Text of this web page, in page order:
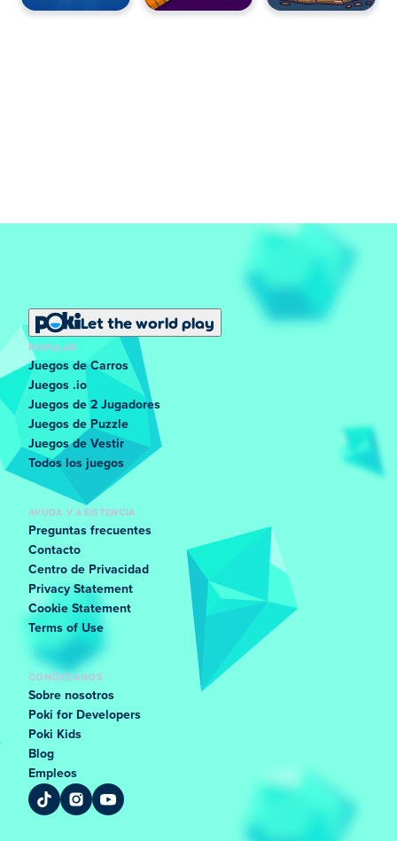
Let the world play
POPULAR
Juegos de Carros
Juegos .io
Juegos de 2 Jugadores
Juegos de Puzzle
Juegos de Vestir
Todos los juegos
AYUDA Y ASISTENCIA
Preguntas frecuentes
Contacto
Centro de Privacidad
Privacy Statement
Cookie Statement
Terms of Use
CONÓZCANOS
Sobre nosotros
Poki for Developers
Poki Kids
Blog
Empleos